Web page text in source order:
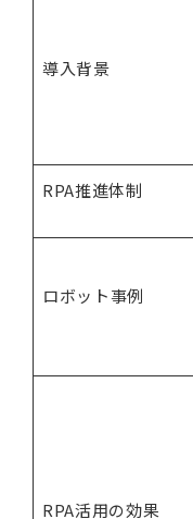
導入背景
RPA推進体制
ロボット事例
RPA活用の効果